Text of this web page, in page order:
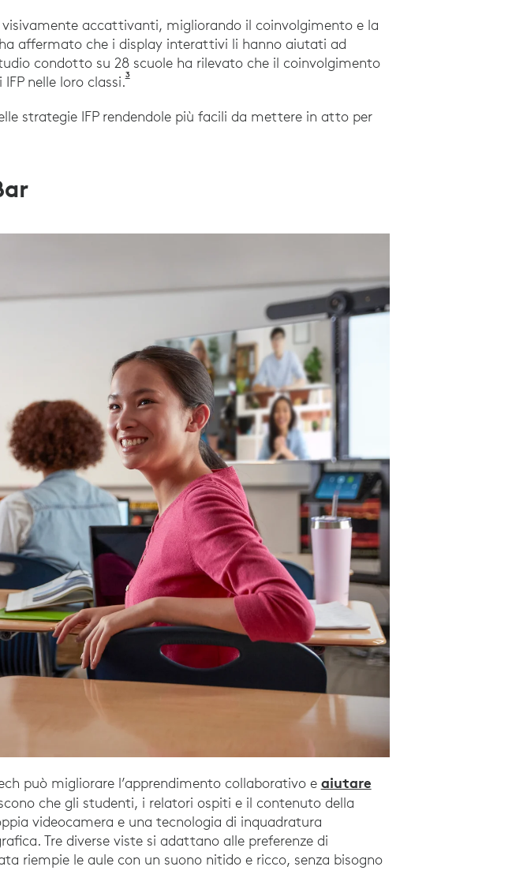
accattivanti, migliorando il coinvolgimento e la
affermato che i display interattivi li hanno aiutati ad
e Dees, Elizabeth. (2007). L’influenza delle lavagne interattive sulle percezioni degli
condotto su 28 scuole ha rilevato che il coinvolgimento
nelle loro classi.3Case study Promethean, Palmdale School District. (2018).
strategie IFP rendendole più facili da mettere in atto per
può migliorare l’apprendimento collaborativo e aiutare
che gli studenti, i relatori ospiti e il contenuto della
videocamera e una tecnologia di inquadratura
Tre diverse viste si adattano alle preferenze di
riempie le aule con un suono nitido e ricco, senza bisogno